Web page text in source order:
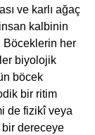
ve karlı ağaç
kalbinin
Böceklerin her
biyolojik
böcek
bir ritim
de fizikî veya
bir dereceye